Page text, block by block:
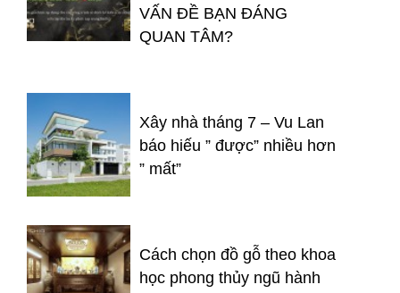
VẤN ĐỀ BẠN ĐÁNG
QUAN TÂM?
Xây nhà tháng 7 – Vu Lan
báo hiếu ” được” nhiều hơn
” mất”
Cách chọn đồ gỗ theo khoa
học phong thủy ngũ hành